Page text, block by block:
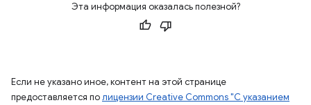
Эта информация оказалась полезной?
Если не указано иное, контент на этой странице
предоставляется полицензии Creative Commons "С указанием